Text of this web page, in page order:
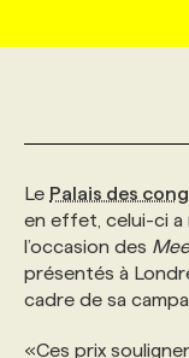
PRIX ET
WEB &
ANNONCEZ
PROFIL
FAQ
VOIR LES
PROFIL
FAQ
ANNONCEZ
NOS
NOS
CHASSE DE TÊTE
SERVICE
NOS TARIFS
Le Palais des
en effet, celui-ci a
l’occasion des
présentés à
cadre de sa
«Ces prix